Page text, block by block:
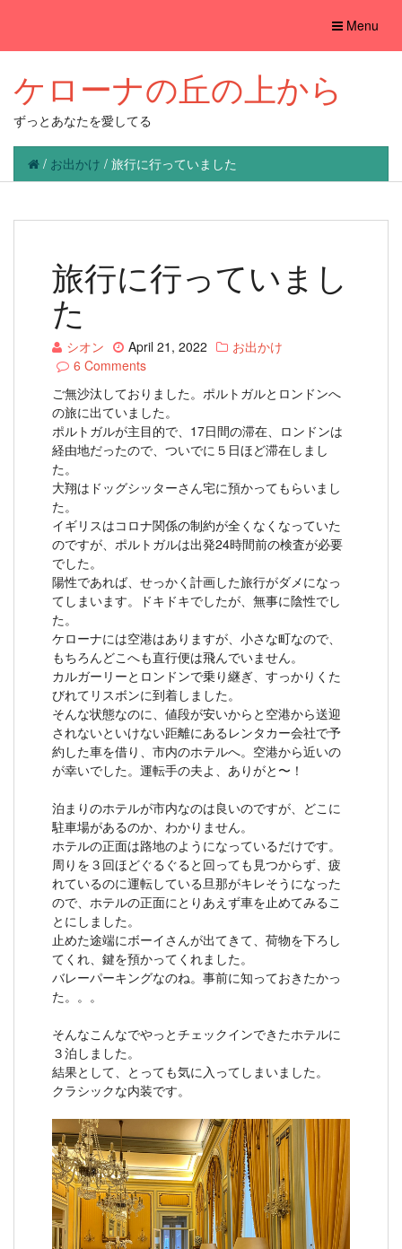
Toggle
Menu
ケローナの丘の上から
ずっとあなたを愛してる
/ お出かけ / 旅行に行っていました
旅行に行っていまし
た
シオン April 21, 2022
お出かけ
6 Comments
ご無沙汰しておりました。ポルトガルとロンドンへ
の旅に出ていました。
ポルトガルが主目的で、17日間の滞在、ロンドンは
経由地だったので、ついでに５日ほど滞在しまし
た。
大翔はドッグシッターさん宅に預かってもらいまし
た。
イギリスはコロナ関係の制約が全くなくなっていた
のですが、ポルトガルは出発24時間前の検査が必要
でした。
陽性であれば、せっかく計画した旅行がダメになっ
てしまいます。ドキドキでしたが、無事に陰性でし
た。
ケローナには空港はありますが、小さな町なので、
もちろんどこへも直行便は飛んでいません。
カルガーリーとロンドンで乗り継ぎ、すっかりくた
びれてリスボンに到着しました。
そんな状態なのに、値段が安いからと空港から送迎
されないといけない距離にあるレンタカー会社で予
約した車を借り、市内のホテルへ。空港から近いの
が幸いでした。運転手の夫よ、ありがと〜！
泊まりのホテルが市内なのは良いのですが、どこに
駐車場があるのか、わかりません。
ホテルの正面は路地のようになっているだけです。
周りを３回ほどぐるぐると回っても見つからず、疲
れているのに運転している旦那がキレそうになった
ので、ホテルの正面にとりあえず車を止めてみるこ
とにしました。
止めた途端にボーイさんが出てきて、荷物を下ろし
てくれ、鍵を預かってくれました。
バレーパーキングなのね。事前に知っておきたかっ
た。。。
そんなこんなでやっとチェックインできたホテルに
３泊しました。
結果として、とっても気に入ってしまいました。
クラシックな内装です。